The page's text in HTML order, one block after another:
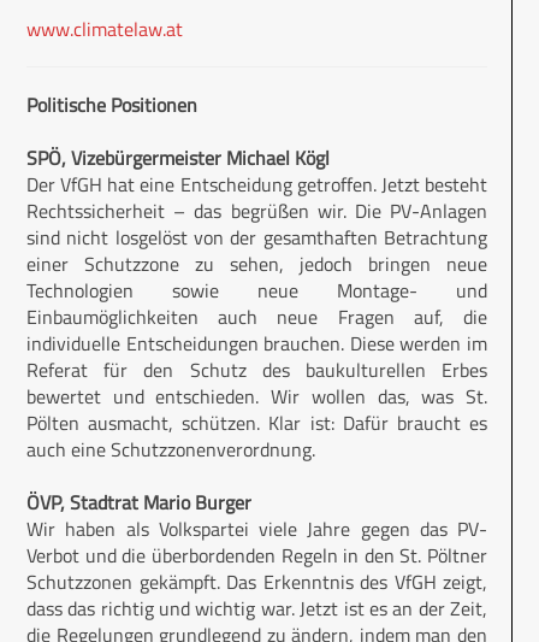
www.climatelaw.at
Politische Positionen
SPÖ, Vizebürgermeister Michael Kögl
Der VfGH hat eine Entscheidung getroffen. Jetzt besteht
Rechtssicherheit – das begrüßen wir. Die PV-Anlagen
sind nicht losgelöst von der gesamthaften Betrachtung
einer Schutzzone zu sehen, jedoch bringen neue
Technologien sowie neue Montage- und
Einbaumöglichkeiten auch neue Fragen auf, die
individuelle Entscheidungen brauchen. Diese werden im
Referat für den Schutz des baukulturellen Erbes
bewertet und entschieden. Wir wollen das, was St.
Pölten ausmacht, schützen. Klar ist: Dafür braucht es
auch eine Schutzzonenverordnung.
ÖVP, Stadtrat Mario Burger
Wir haben als Volkspartei viele Jahre gegen das PV-
Verbot und die überbordenden Regeln in den St. Pöltner
Schutzzonen gekämpft. Das Erkenntnis des VfGH zeigt,
dass das richtig und wichtig war. Jetzt ist es an der Zeit,
die Regelungen grundlegend zu ändern, indem man den